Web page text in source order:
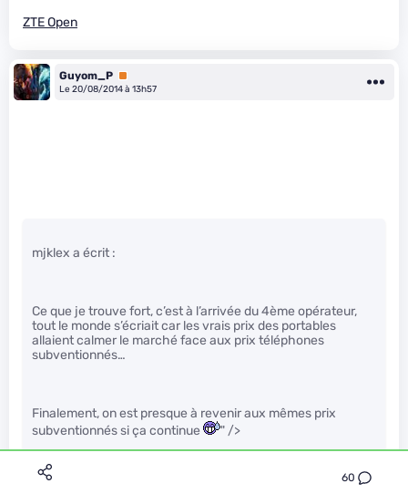
60
ZTE Open
Guyom_P Premium
Le 20/08/2014 à 13h57
mjklex a écrit :
Ce que je trouve fort, c’est à l’arrivée du 4ème opérateur,
tout le monde s’écriait car les vrais prix des portables
allaient calmer le marché face aux prix téléphones
subventionnés…
Finalement, on est presque à revenir aux mêmes prix
subventionnés si ça continue
" />